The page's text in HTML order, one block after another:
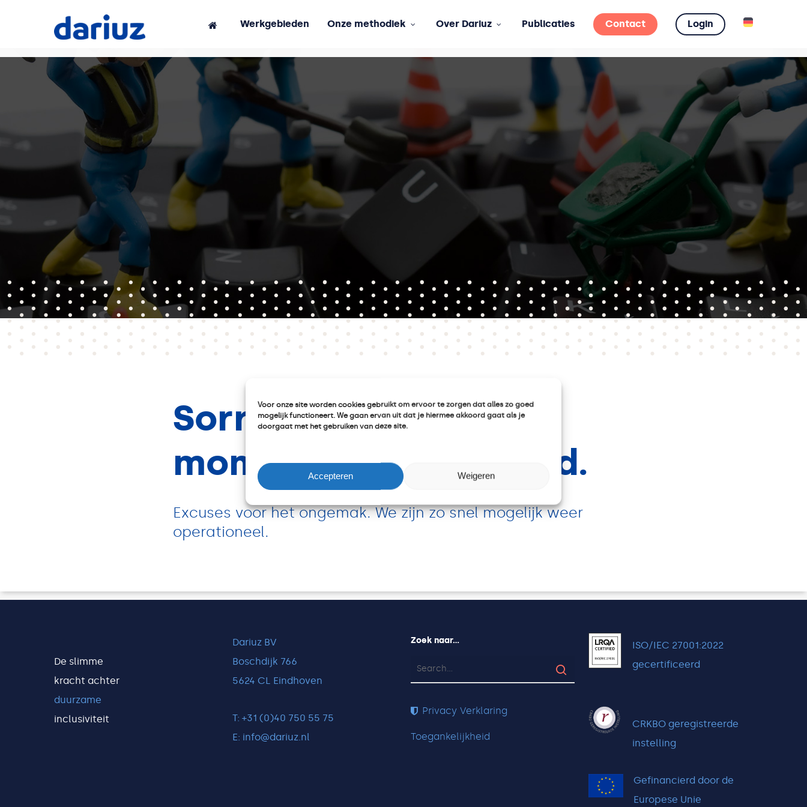
Voor onze site worden cookies gebruikt om ervoor te zorgen dat alles zo goed
mogelijk functioneert. We gaan ervan uit dat je hiermee akkoord gaat als je
doorgaat met het gebruiken van deze site.
Accepteren Weigeren
Werkgebieden Onze methodiek Over Dariuz Publicaties Contact Login
Sorrie, we hebben
momenteel onderhoud.
Excuses voor het ongemak. We zijn zo snel mogelijk weer
operationeel.
De slimme
kracht achter
duurzame
inclusiviteit
Dariuz BV
Boschdijk 766
5624 CL Eindhoven
T: +31 (0)40 750 55 75
E: info@dariuz.nl
Zoek naar…
Privacy Verklaring
Toegankelijkheid
ISO/IEC 27001:2022
gecertificeerd
CRKBO geregistreerde
instelling
Gefinancierd door de
Europese Unie